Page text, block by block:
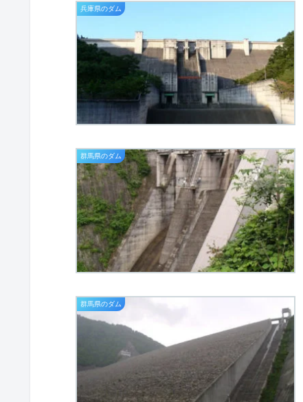
兵庫県のダム
群馬県のダム
群馬県のダム